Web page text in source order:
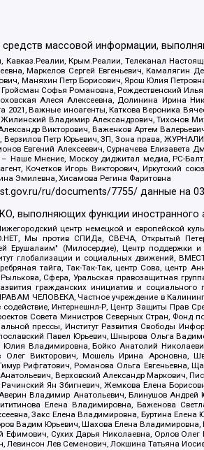
средств массовой информации,
Кавказ.Реалии, Крым.Реалии, Телеканал
Маркелов Сергей Евгеньевич, Камалягин
Маняхин Петр Борисович, Ярош Юлия
Софья Романовна, Рождественский
Алеся Алексеевна, Долинина Ирина
2021, Важные иноагенты, Каткова Вероника
Владимир Александрович, Тихонов
Викторович, Важенков Артем
Верзилов Петр Юрьевич, ЗП, Зона права,
Евгений Алексеевич, Сурначева Елизавета
Наше Мнение, Москоу диджитал медиа, РС-
Кочетков Игорь Викторович, Иркутский
Эмилевна, Хисамова Регина Фаритовна
ru/documents/7755/ данные на
выполняющих функции иностранного
центр немецкой и европейской
Мы против СПИДа, СВЕЧА, Открытый
Ерушалаим" (Милосердие), Центр поддержки
глобализации и социальных движений,
тайга, Так-Так-Так, центр Сова,
Сфера, Уральская правозащитная
гражданских инициатив и
ЧЕЛОВЕКА, Частное учреждение в
содействие, Интернешнл-Р, Центр Защиты Прав
Совета Министров Северных Стран, Фонд
прессы, Институт Развития Свободы
Павел Юрьевич, Шнырова Ольга
Владимировна, Бойко Анатолий
Олег Викторович, Мошель Ирина Ароновна,
Рифгатович, Романова Ольга Евгеньевна,
Верховский Александр Маркович,
Рачинский Ян Збигневич, Жемкова Елена
Владимир Анатольевич, Блинушов
Елена Владимировна, Баженова
Закс Елена Владимировна, Буртина
Вадим Юрьевич, Шахова Елена Владимировна,
Сухих Дарья Николаевна, Орлов
Левинсон Лев Семенович, Локшина Татьяна